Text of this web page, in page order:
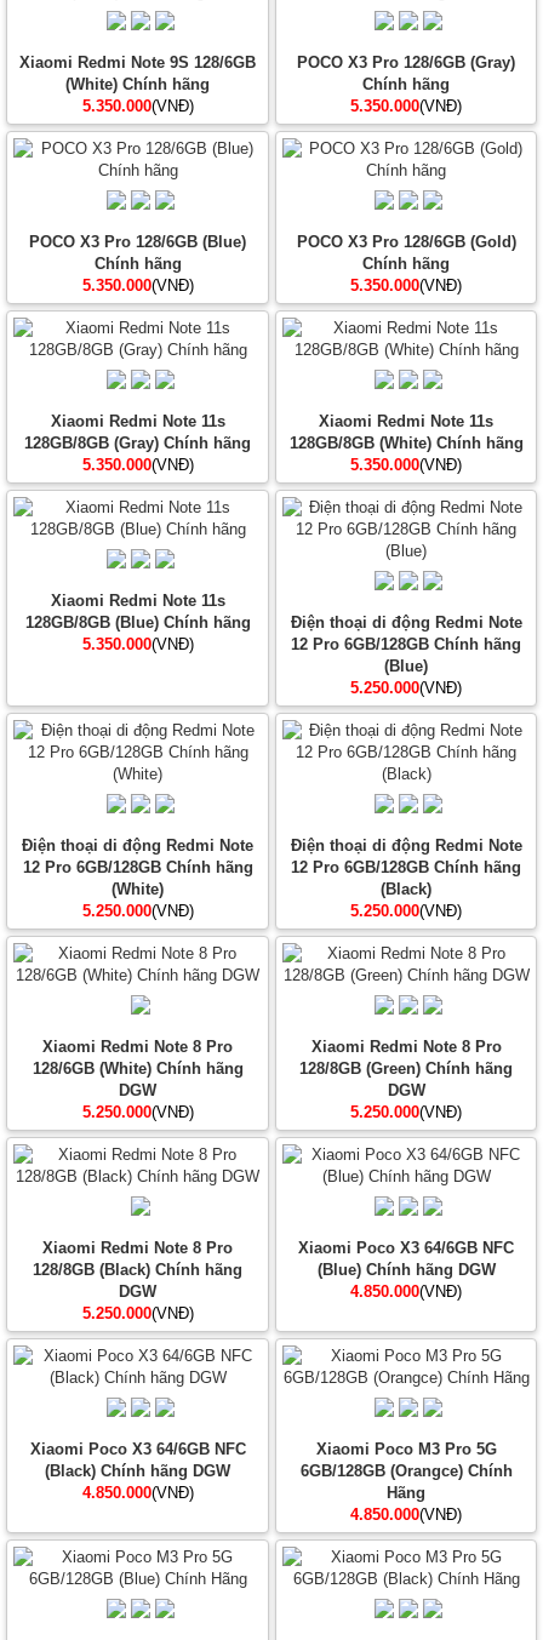
Xiaomi Redmi Note 9S 128/6GB
(White) Chính hãng
5.350.000(VNĐ)
POCO X3 Pro 128/6GB (Gray)
Chính hãng
5.350.000(VNĐ)
POCO X3 Pro 128/6GB (Blue)
Chính hãng
5.350.000(VNĐ)
POCO X3 Pro 128/6GB (Gold)
Chính hãng
5.350.000(VNĐ)
Xiaomi Redmi Note 11s
128GB/8GB (Gray) Chính hãng
5.350.000(VNĐ)
Xiaomi Redmi Note 11s
128GB/8GB (White) Chính hãng
5.350.000(VNĐ)
Xiaomi Redmi Note 11s
128GB/8GB (Blue) Chính hãng
5.350.000(VNĐ)
Điện thoại di động Redmi Note
12 Pro 6GB/128GB Chính hãng
(Blue)
5.250.000(VNĐ)
Điện thoại di động Redmi Note
12 Pro 6GB/128GB Chính hãng
(White)
5.250.000(VNĐ)
Điện thoại di động Redmi Note
12 Pro 6GB/128GB Chính hãng
(Black)
5.250.000(VNĐ)
Xiaomi Redmi Note 8 Pro
128/6GB (White) Chính hãng
DGW
5.250.000(VNĐ)
Xiaomi Redmi Note 8 Pro
128/8GB (Green) Chính hãng
DGW
5.250.000(VNĐ)
Xiaomi Redmi Note 8 Pro
128/8GB (Black) Chính hãng
DGW
5.250.000(VNĐ)
Xiaomi Poco X3 64/6GB NFC
(Blue) Chính hãng DGW
4.850.000(VNĐ)
Xiaomi Poco X3 64/6GB NFC
(Black) Chính hãng DGW
4.850.000(VNĐ)
Xiaomi Poco M3 Pro 5G
6GB/128GB (Orangce) Chính
Hãng
4.850.000(VNĐ)